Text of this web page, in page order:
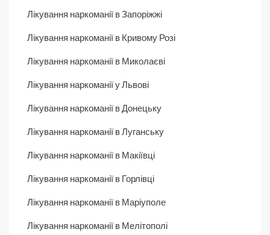
Лікування наркоманії в Запоріжжі
Лікування наркоманії в Кривому Розі
Лікування наркоманії в Миколаєві
Лікування наркоманії у Львові
Лікування наркоманії в Донецьку
Лікування наркоманії в Луганську
Лікування наркоманії в Макіївці
Лікування наркоманії в Горлівці
Лікування наркоманії в Маріуполе
Лікування наркоманії в Мелітополі